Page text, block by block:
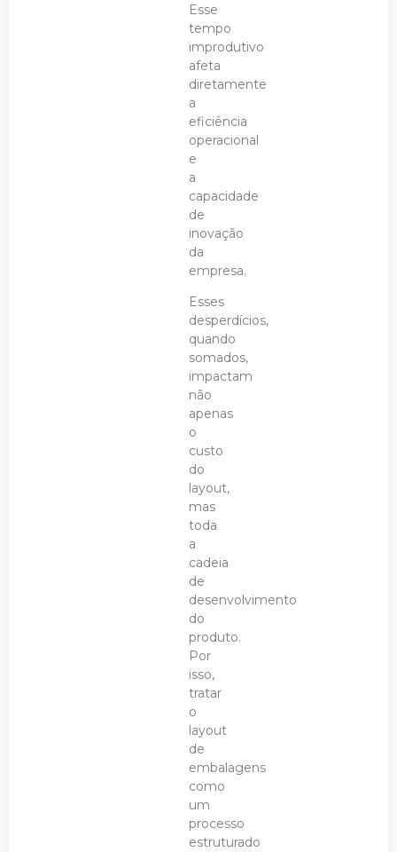
Esse
tempo
improdutivo
afeta
diretamente
a
eficiência
operacional
e
a
capacidade
de
inovação
da
empresa.
Esses
desperdícios,
quando
somados,
impactam
não
apenas
o
custo
do
layout,
mas
toda
a
cadeia
de
desenvolvimento
do
produto.
Por
isso,
tratar
o
layout
de
embalagens
como
um
processo
estruturado